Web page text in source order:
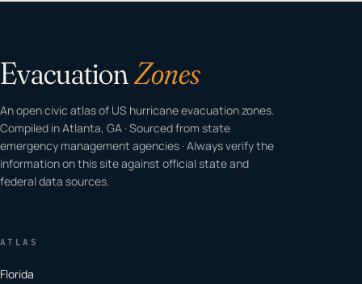
EvacuationZones
An open civic atlas of US hurricane evacuation zones.
Compiled in Atlanta, GA · Sourced from state
emergency management agencies · Always verify the
information on this site against official state and
federal data sources.
ATLAS
Florida